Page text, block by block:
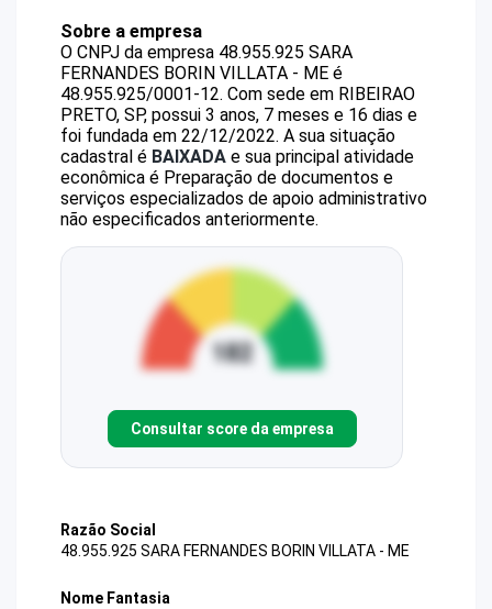
Sobre a empresa
O CNPJ da empresa 48.955.925 SARA
FERNANDES BORIN VILLATA - ME é
48.955.925/0001-12. Com sede em RIBEIRAO
PRETO, SP, possui 3 anos, 7 meses e 16 dias e
foi fundada em 22/12/2022. A sua situação
cadastral é BAIXADA e sua principal atividade
econômica é Preparação de documentos e
serviços especializados de apoio administrativo
não especificados anteriormente.
Consultar score da empresa
Razão Social
48.955.925 SARA FERNANDES BORIN VILLATA - ME
Nome Fantasia